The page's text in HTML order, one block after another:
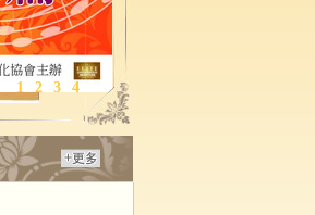
1 2 3 4